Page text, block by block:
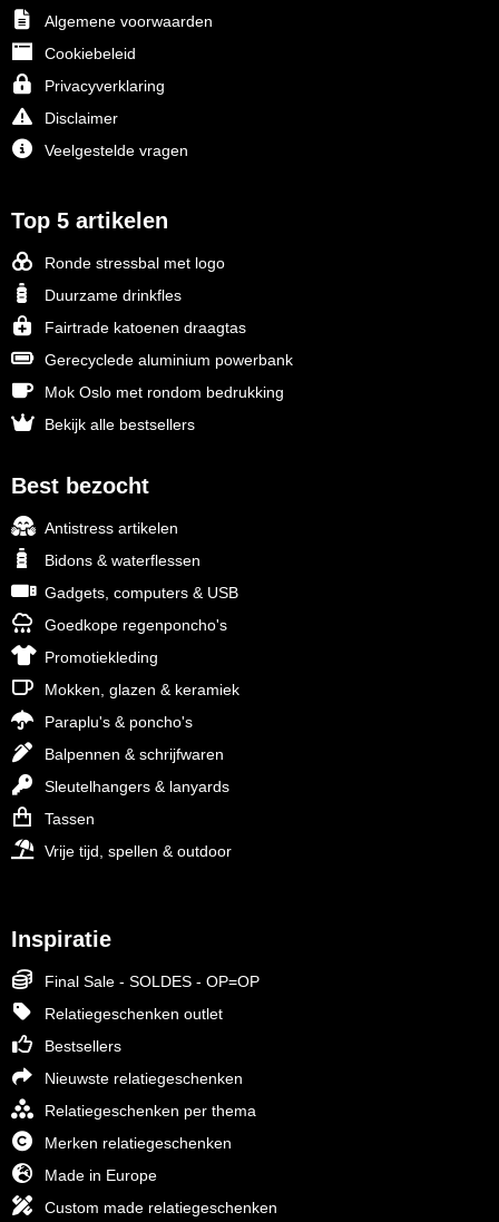
Algemene voorwaarden
Cookiebeleid
Privacyverklaring
Disclaimer
Veelgestelde vragen
Top 5 artikelen
Ronde stressbal met logo
Duurzame drinkfles
Fairtrade katoenen draagtas
Gerecyclede aluminium powerbank
Mok Oslo met rondom bedrukking
Bekijk alle bestsellers
Best bezocht
Antistress artikelen
Bidons & waterflessen
Gadgets, computers & USB
Goedkope regenponcho's
Promotiekleding
Mokken, glazen & keramiek
Paraplu's & poncho's
Balpennen & schrijfwaren
Sleutelhangers & lanyards
Tassen
Vrije tijd, spellen & outdoor
Inspiratie
Final Sale - SOLDES - OP=OP
Relatiegeschenken outlet
Bestsellers
Nieuwste relatiegeschenken
Relatiegeschenken per thema
Merken relatiegeschenken
Made in Europe
Custom made relatiegeschenken